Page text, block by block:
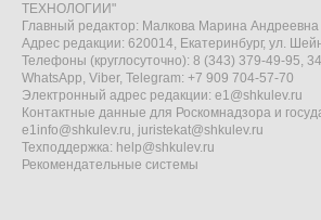
ТЕХНОЛОГИИ"
Главный редактор: Малкова Марина Андреевна
Адрес редакции: 620014, Екатеринбург, ул.
Телефоны (круглосуточно): 8 (343) 379-49-95,
WhatsApp, Viber, Telegram: +7 909 704-57-70
Электронный адрес редакции: e1@shkulev.ru
Контактные данные для Роскомнадзора и
e1info@shkulev.ru, juristekat@shkulev.ru
Техподдержка: help@shkulev.ru
Рекомендательные системы